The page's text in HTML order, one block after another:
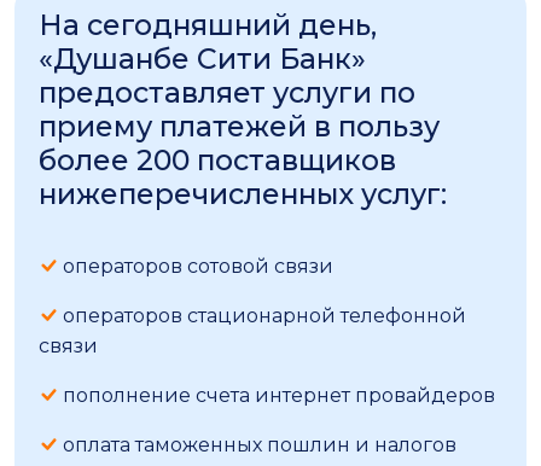
На сегодняшний день,
«Душанбе Сити Банк»
предоставляет услуги по
приему платежей в пользу
более 200 поставщиков
нижеперечисленных услуг:
операторов сотовой связи
операторов стационарной телефонной
связи
пополнение счета интернет провайдеров
оплата таможенных пошлин и налогов